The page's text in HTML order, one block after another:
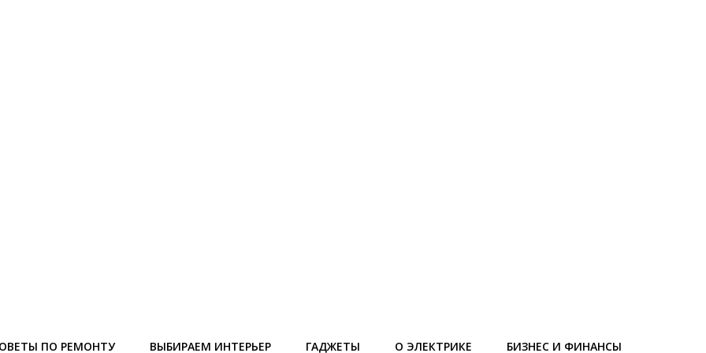
ПО РЕМОНТУ ВЫБИРАЕМ ИНТЕРЬЕР ГАДЖЕТЫ О ЭЛЕКТРИКЕ БИЗНЕС И ФИНАНСЫ